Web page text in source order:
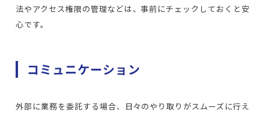
法やアクセス権限の管理などは、事前にチェックしておくと安
心です。
コミュニケーション
外部に業務を委託する場合、日々のやり取りがスムーズに行え